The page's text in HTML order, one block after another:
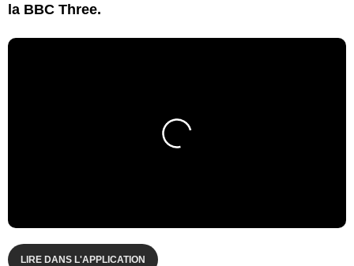
la BBC Three.
LIRE DANS L'APPLICATION